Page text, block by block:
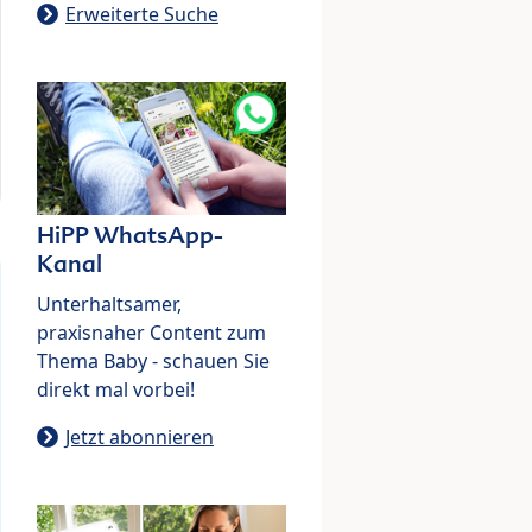
Erweiterte Suche
HiPP WhatsApp-
Kanal
Unterhaltsamer,
praxisnaher Content zum
Thema Baby - schauen Sie
direkt mal vorbei!
Jetzt abonnieren